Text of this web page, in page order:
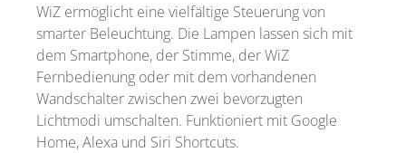
WiZ ermöglicht eine vielfältige Steuerung von
smarter Beleuchtung. Die Lampen lassen sich mit
dem Smartphone, der Stimme, der WiZ
Fernbedienung oder mit dem vorhandenen
Wandschalter zwischen zwei bevorzugten
Lichtmodi umschalten. Funktioniert mit Google
Home, Alexa und Siri Shortcuts.